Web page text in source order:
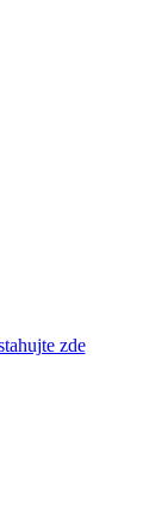
zde